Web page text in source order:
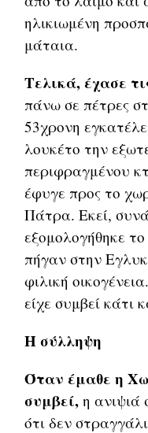
ηλικιωμένη
μάταια.
Τελικά, έχασε
πάνω σε πέτρες
53χρονη
λουκέτο την
περιφραγμένου
έφυγε προς το
Πάτρα. Εκεί,
εξομολογήθηκε
πήγαν στην
φιλική
είχε συμβεί κάτι
Η σύλληψη
Όταν έμαθε η
συμβεί, η ανιψιά
ότι δεν